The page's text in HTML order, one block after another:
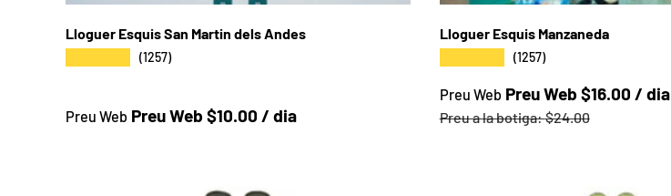
Lloguer Esquis San Martin dels Andes
(1257)
Preu a la botiga
Preu Web Preu Web $10.00 / dia
Lloguer Esquis Manzaneda
(1257)
Preu web
Preu Web Preu Web $16.00 / dia
Preu a la botiga
Preu a la botiga:$24.00